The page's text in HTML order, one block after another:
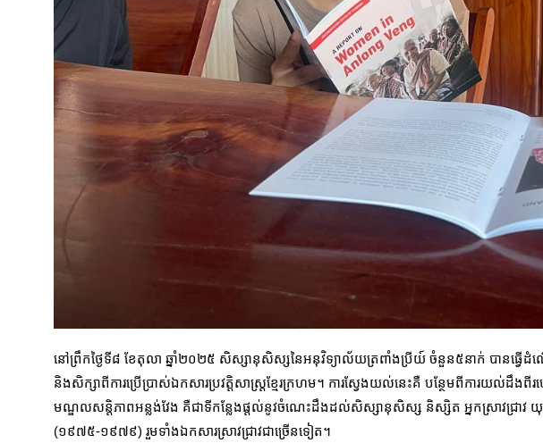
នៅព្រឹកថ្ងៃទី៨ ខែតុលា ឆ្នាំ២០២៥ សិស្សានុសិស្សនៃអនុវិទ្យាល័យត្រពាំងប្រីយ៍ ចំនួន៥នាក់ បានធ្វើដំ
និងសិក្សាពីការប្រើប្រាស់ឯកសារប្រវត្ដិសាស្រ្ដខ្មែរក្រហម។ ការស្វែងយល់នេះគឺ បន្ថែមពីការយល់ដឹង
មណ្ឌលសន្ដិភាពអន្លង់វែង គឺជាទីកន្លែងផ្ដល់នូវចំណេះ​ដឹងដល់សិស្សានុសិស្ស និស្សិត អ្នកស្រាវជ្រាវ យុ
(១៩៧៥-១៩៧៩) រួមទាំងឯកសារស្រាវជ្រាវជាច្រើនទៀត។